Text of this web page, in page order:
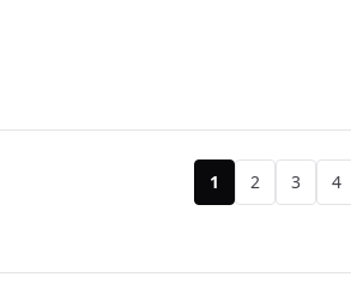
1 2 3 4